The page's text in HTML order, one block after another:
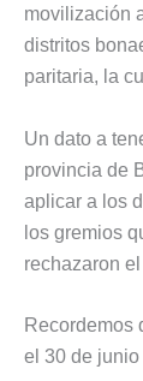
movilización
distritos
paritaria, la
Un dato a
provincia de
aplicar a los
los gremios
rechazaron
Recordemos
el 30 de